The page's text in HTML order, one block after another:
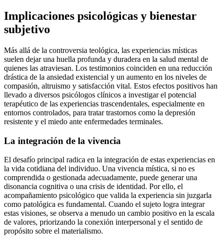
Implicaciones psicológicas y bienestar
subjetivo
Más allá de la controversia teológica, las experiencias místicas
suelen dejar una huella profunda y duradera en la salud mental de
quienes las atraviesan. Los testimonios coinciden en una reducción
drástica de la ansiedad existencial y un aumento en los niveles de
compasión, altruismo y satisfacción vital. Estos efectos positivos han
llevado a diversos psicólogos clínicos a investigar el potencial
terapéutico de las experiencias trascendentales, especialmente en
entornos controlados, para tratar trastornos como la depresión
resistente y el miedo ante enfermedades terminales.
La integración de la vivencia
El desafío principal radica en la integración de estas experiencias en
la vida cotidiana del individuo. Una vivencia mística, si no es
comprendida o gestionada adecuadamente, puede generar una
disonancia cognitiva o una crisis de identidad. Por ello, el
acompañamiento psicológico que valida la experiencia sin juzgarla
como patológica es fundamental. Cuando el sujeto logra integrar
estas visiones, se observa a menudo un cambio positivo en la escala
de valores, priorizando la conexión interpersonal y el sentido de
propósito sobre el materialismo.